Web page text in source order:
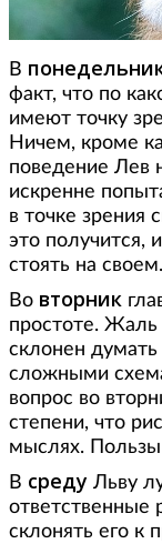
В
факт, что по
имеют точку
Ничем, кроме
поведение Лев
искренне
в точке зрения
это получится,
стоять на своем.
Во вторник
простоте. Жаль
склонен думать
сложными
вопрос во
степени, что
мыслях. Пользы
В среду Льву
ответственные
склонять его к